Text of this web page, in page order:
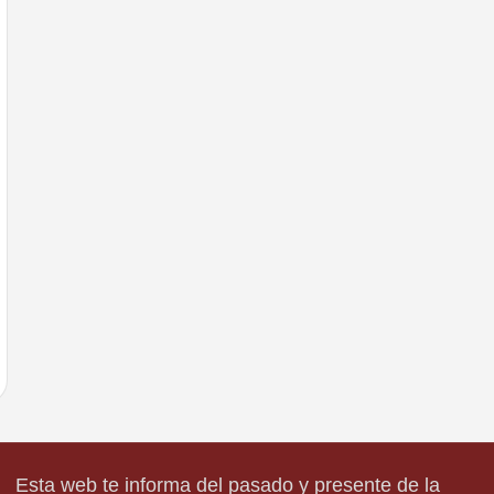
Esta web te informa del pasado y presente de la